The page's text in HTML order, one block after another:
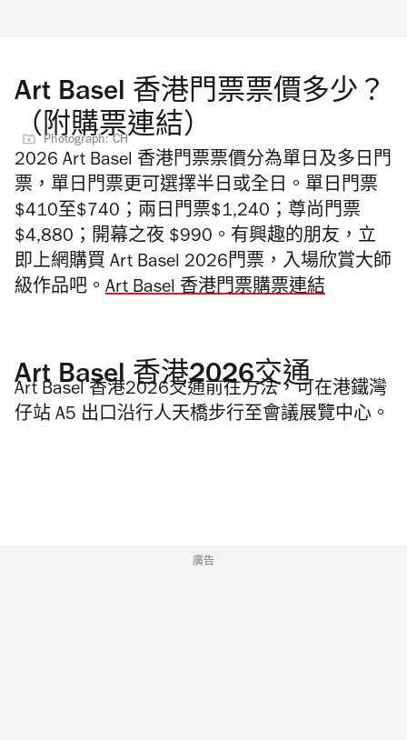
Art Basel 香港門票票價多少？
（附購票連結）
Photograph: CH
2026 Art Basel 香港門票票價分為單日及多日門
票，單日門票更可選擇半日或全日。單日門票
$410至$740；兩日門票$1,240；尊尚門票
$4,880；開幕之夜 $990。 有興趣的朋友，立
即上網購買 Art Basel 2026門票，入場欣賞大師
級作品吧。 Art Basel 香港門票購票連結
Art Basel 香港2026交通
Art Basel 香港2026交通前往方法，可在港鐵灣
仔站 A5 出口沿行人天橋步行至會議展覽中心。
廣告